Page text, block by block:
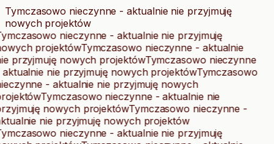
Tymczasowo nieczynne - aktualnie nie przyjmuję
nowych projektów
nieczynne - aktualnie nie przyjmuję
projektówTymczasowo nieczynne - aktualnie
przyjmuję nowych projektówTymczasowo nieczynne
nie przyjmuję nowych projektówTymczasowo
- aktualnie nie przyjmuję nowych
Tymczasowo nieczynne - aktualnie nie
nowych projektówTymczasowo nieczynne -
nie przyjmuję nowych projektów
nieczynne - aktualnie nie przyjmuję